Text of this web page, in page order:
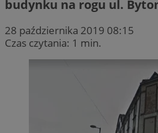
budynku na rogu ul.
28 października 2019 08:15
Czas czytania: 1 min.